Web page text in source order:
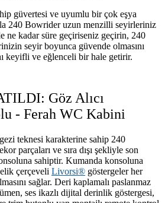
güvertesi ve uyumlu bir çok eşya
240 Bowrider uzun menzilli seyirleriniz
ne kadar süre geçiriseniz geçirin, 240
seyir boyunca güvende olmasını
keyifli ve eğlenceli bir hale getirir.
Göz Alıcı
- Ferah WC Kabini
teknesi karakterine sahip 240
parçaları ve sıra dışı şekliyle son
sahiptir. Kumanda konsoluna
çerçeveli Livorsi® göstergeler her
sağlar. Deri kaplamalı paslanmaz
ses ikazlı dijital derinlik göstergesi,